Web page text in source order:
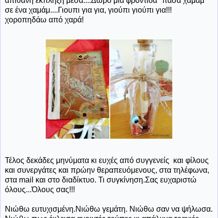
σε ένα χαμάμ....Γιουπι για για, γιούπι γιούπι για!!!
χοροπηδάω από χαρά!
Τέλος δεκάδες μηνύματα κι ευχές από συγγενείς και φίλους
και συνεργάτες και πρώην θεραπευόμενους, στα τηλέφωνα,
στα mail και στο διαδίκτυο. Τι συγκίνηση.Σας ευχαριστώ
όλους...Όλους σας!!!
Νιώθω ευτυχισμένη.Νιώθω γεμάτη. Νιώθω σαν να ψήλωσα.